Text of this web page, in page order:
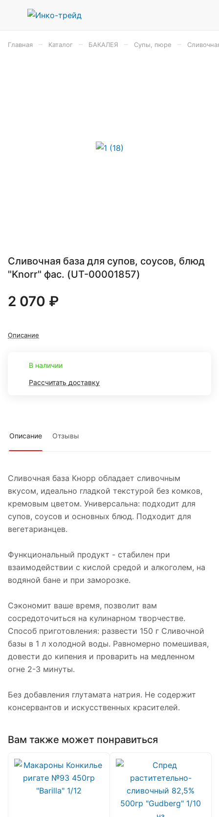
Главная Каталог БАКАЛЕЯ Супы, пюре
Сливочная база для супов, соусов, блюд
"Knorr" фас. (UT-00001857)
2 070 ₽
Описание
В наличии
Рассчитать доставку
Описание Отзывы
Сливочная база Кнорр обладает сливочным
вкусом, идеально гладкой текстурой без комков,
кремовым цветом. Универсальна: подходит для
супов, соусов и основных блюд. Подходит для
вегетарианцев.
Функциональный продукт - стабилен при
взаимодействии с кислой средой и алкоголем, на
водяной бане и при заморозке.
Сэкономит ваше время, позволит вам
сосредоточиться на кулинарном творчестве.
Способ приготовления: развести 150 г Сливочной
базы в 1 л холодной воды. Равномерно помешивая,
довести до кипения и проварить на медленном
огне 2-3 минуты.
Без добавления глутамата натрия. Не содержит
консервантов и искусственных красителей.
Вам также может понравиться